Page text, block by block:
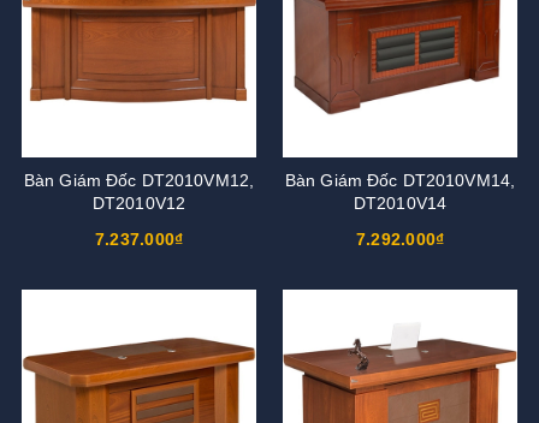
Bàn Giám Đốc DT2010VM12,
DT2010V12
7.237.000₫
Bàn Giám Đốc DT2010VM14,
DT2010V14
7.292.000₫